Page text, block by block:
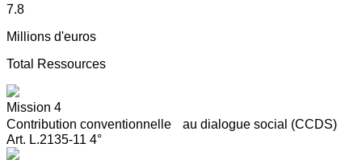
7.8
Millions d'euros
Total Ressources
Mission 4
Contribution conventionnelle au dialogue social (CCDS)
Art. L.2135-11 4°